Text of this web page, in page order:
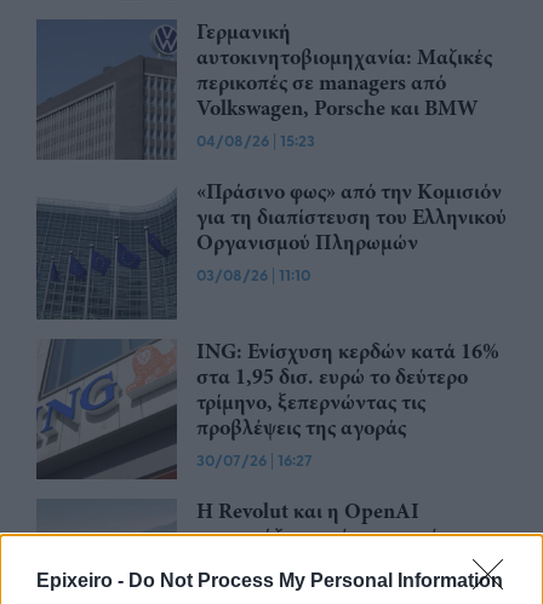
Epixeiro - Do Not Process My Personal Information
Γερμανική
αυτοκινητοβιομηχανία: Μαζικές
περικοπές σε managers από
Volkswagen, Porsche και BMW
04/08/26 | 15:23
«Πράσινο φως» από την Κομισιόν
για τη διαπίστευση του Ελληνικού
Οργανισμού Πληρωμών
03/08/26 | 11:10
ING: Ενίσχυση κερδών κατά 16%
στα 1,95 δισ. ευρώ το δεύτερο
τρίμηνο, ξεπερνώντας τις
προβλέψεις της αγοράς
30/07/26 | 16:27
Η Revolut και η OpenAI
συνεργάζονται ώστε να φέρουν
το ChatGPT Go σε εκατομμύρια
πελάτες